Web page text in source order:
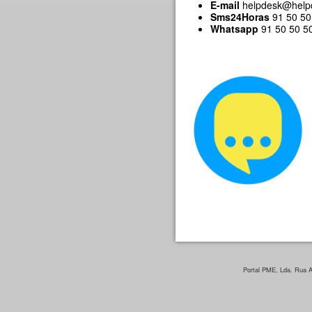
E-mail
Sms24Horas 91 50
Whatsapp 91 50 50
Portal PME, Lda. Rua